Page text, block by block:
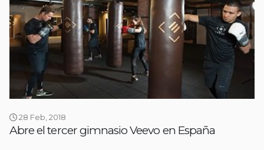
28 Feb, 2018
Abre el tercer gimnasio Veevo en España